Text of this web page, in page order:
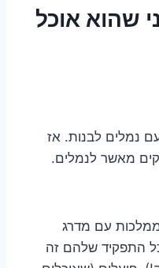
שהוא אוכל
נמלים לבנות. אז
מאשר לנמלים.
עם מדרג
התפקיד שלהם זה